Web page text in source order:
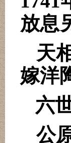
放息
天
嫁洋
六
公